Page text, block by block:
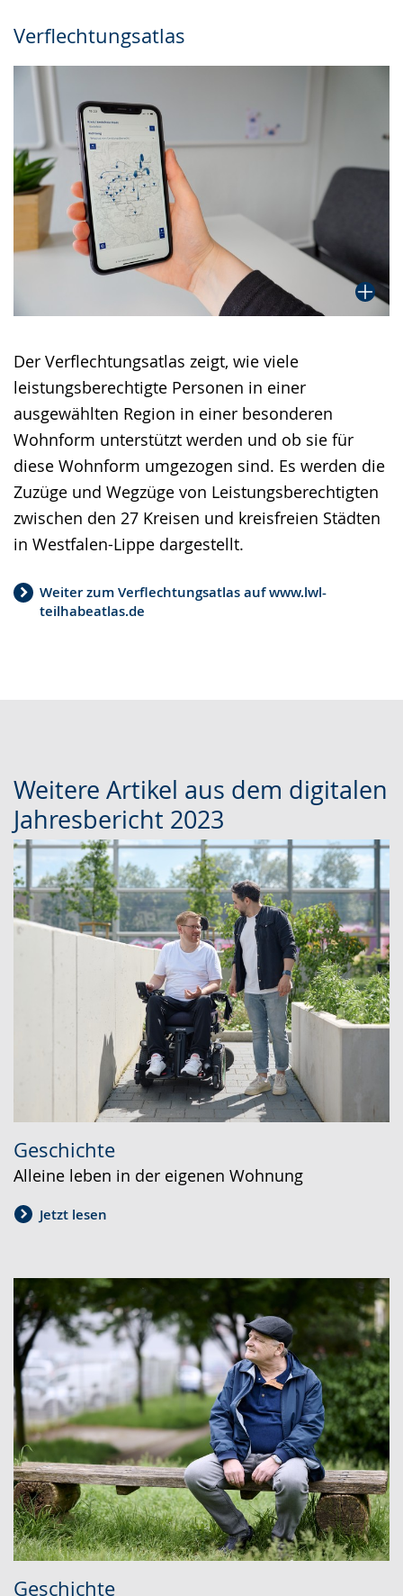
Verflechtungsatlas
Der Verflechtungsatlas zeigt, wie viele
leistungsberechtigte Personen in einer
ausgewählten Region in einer besonderen
Wohnform unterstützt werden und ob sie für
diese Wohnform umgezogen sind. Es werden die
Zuzüge und Wegzüge von Leistungsberechtigten
zwischen den 27 Kreisen und kreisfreien Städten
in Westfalen-Lippe dargestellt.
Weiter zum Verflechtungsatlas auf www.lwl-
teilhabeatlas.de
Weitere Artikel aus dem digitalen
Jahresbericht 2023
Geschichte
Alleine leben in der eigenen Wohnung
Jetzt lesen
Geschichte